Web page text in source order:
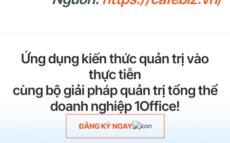
Ứng dụng kiến thức quản trị vào
thực tiễn
cùng bộ giải pháp quản trị tổng thể
doanh nghiệp 1Office!
ĐĂNG KÝ NGAY